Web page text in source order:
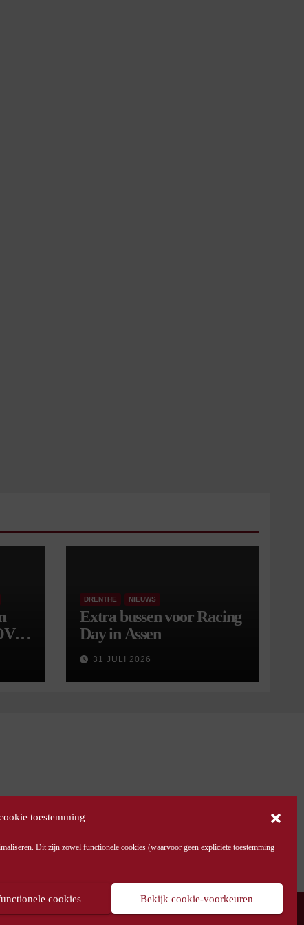
toestemming
Dit zijn zowel functionele cookies (waarvoor geen expliciete toestemming
cookies Bekijk cookie-voorkeuren
DRENTHE NIEUWS
Extra bussen voor Racing
Day in Assen
31 JULI 2026